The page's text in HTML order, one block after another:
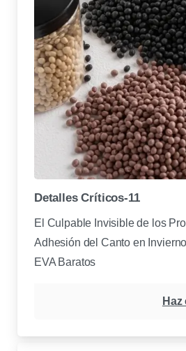
Detalles Críticos-11
El Culpable Invisible de los
Adhesión del Canto en
EVA Baratos